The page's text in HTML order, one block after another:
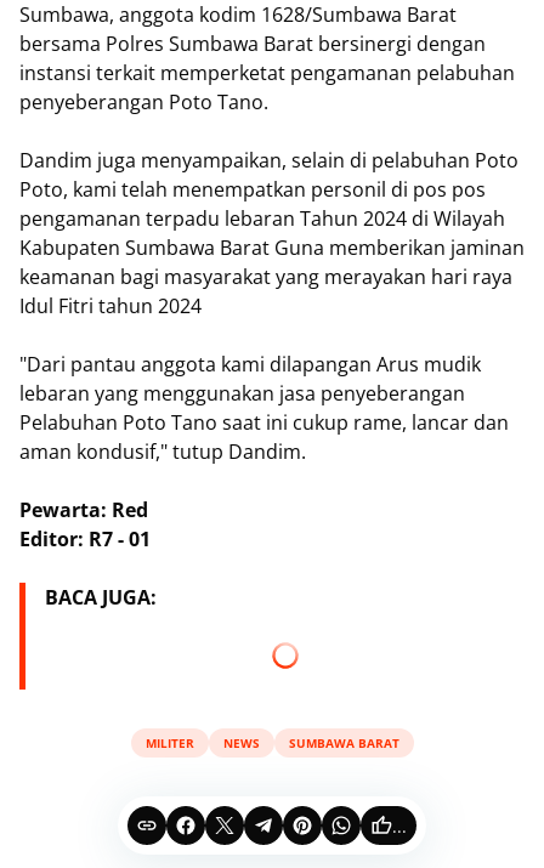
Sumbawa, anggota kodim 1628/Sumbawa Barat
bersama Polres Sumbawa Barat bersinergi dengan
instansi terkait memperketat pengamanan pelabuhan
penyeberangan Poto Tano.
Dandim juga menyampaikan, selain di pelabuhan Poto
Poto, kami telah menempatkan personil di pos pos
pengamanan terpadu lebaran Tahun 2024 di Wilayah
Kabupaten Sumbawa Barat Guna memberikan jaminan
keamanan bagi masyarakat yang merayakan hari raya
Idul Fitri tahun 2024
"Dari pantau anggota kami dilapangan Arus mudik
lebaran yang menggunakan jasa penyeberangan
Pelabuhan Poto Tano saat ini cukup rame, lancar dan
aman kondusif," tutup Dandim.
Pewarta: Red
Editor: R7 - 01
BACA JUGA:
MILITER NEWS SUMBAWA BARAT
...